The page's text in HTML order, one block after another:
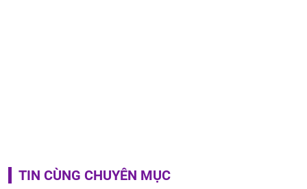
TIN CÙNG CHUYÊN MỤC